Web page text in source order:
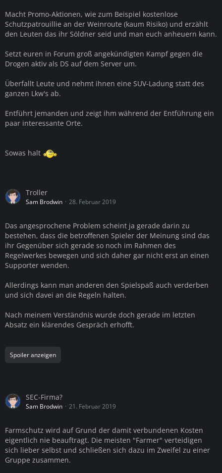
Macht Promo-Aktionen, wie zum Beispiel kostenlose
Schutzpatrouillie an der Weinroute (kaum Risiko) und erzählt
den Leuten das ihr Söldner seid und man euch anheuern kann.
Setzt euren in Forum groß angekündigten Kampf gegen die
Drogen aktiv als DS auf dem Server um.
Überfallt Leute und nehmt ihnen eine SUV-Ladung statt des
ganzen Lkw's ab.
Entführt jemanden und zeigt ihm während der Entführung ein
paar interessante Orte.
Sowas halt
Troller
Sam Brodwin 28. Februar 2019
Das angesprochene Problem scheint ja gerade darin zu
bestehen, dass die betroffenen Spieler der Meinung sind das
ihr Gegenüber sich gerade so noch im Rahmen des
Regelwerkes bewegen und sich daher gar nicht erst an einen
Supporter wenden.
Allerdings kann man anderen den Spielspaß auch verderben
und sich davei an die Regeln halten.
Nach meinem Verständnis wurde doch gerade im letzten
Absatz ein klärendes Gespräch erhofft.
Spoiler anzeigen
SEC-Firma?
Sam Brodwin 21. Februar 2019
Farmschutz wird auf Grund der damit verbundenen Kosten
eigentlich nie beauftragt. Die meisten "Farmer" verteidigen
sich lieber selbst und schließen sich dazu im Zweifel zu einer
Gruppe zusammen.